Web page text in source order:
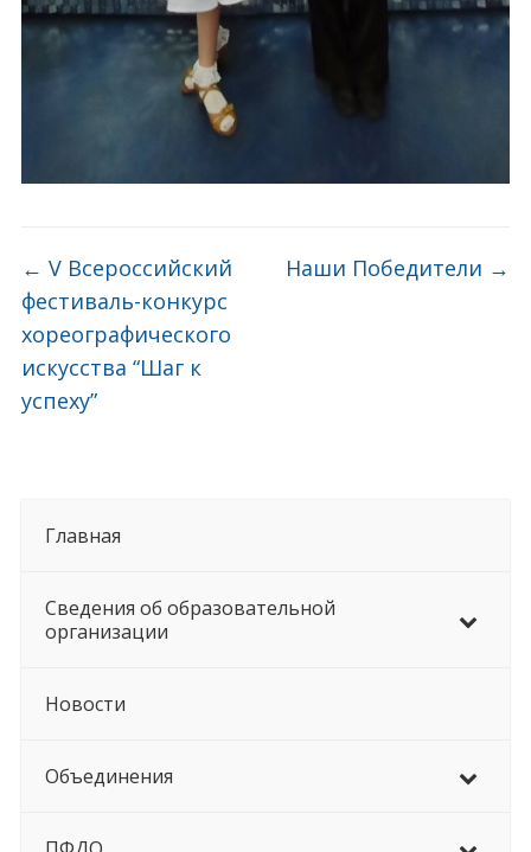
Главная
Сведения об образовательной
организации
Новости
Объединения
← V Всероссийский
фестиваль-конкурс
хореографического
искусства “Шаг к
успеху”
Наши Победители →